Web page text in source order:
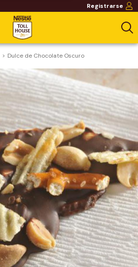
Registrarse
Dulce de Chocolate Oscuro